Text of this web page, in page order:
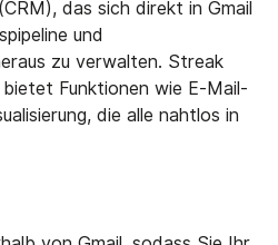
das sich direkt in Gmail
und
zu verwalten. Streak
Funktionen wie E-Mail-
die alle nahtlos in